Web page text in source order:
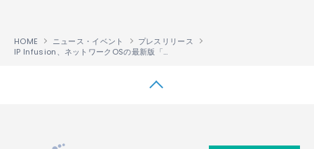
HOME ニュース・イベント
プレスリリース
IP Infusion、ネットワークOSの最新版「OcNOS®-SP 4」を提供開始